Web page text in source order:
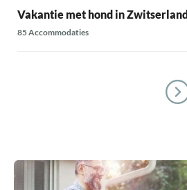
Vakantie met hond in Zwitserland
85 Accommodaties